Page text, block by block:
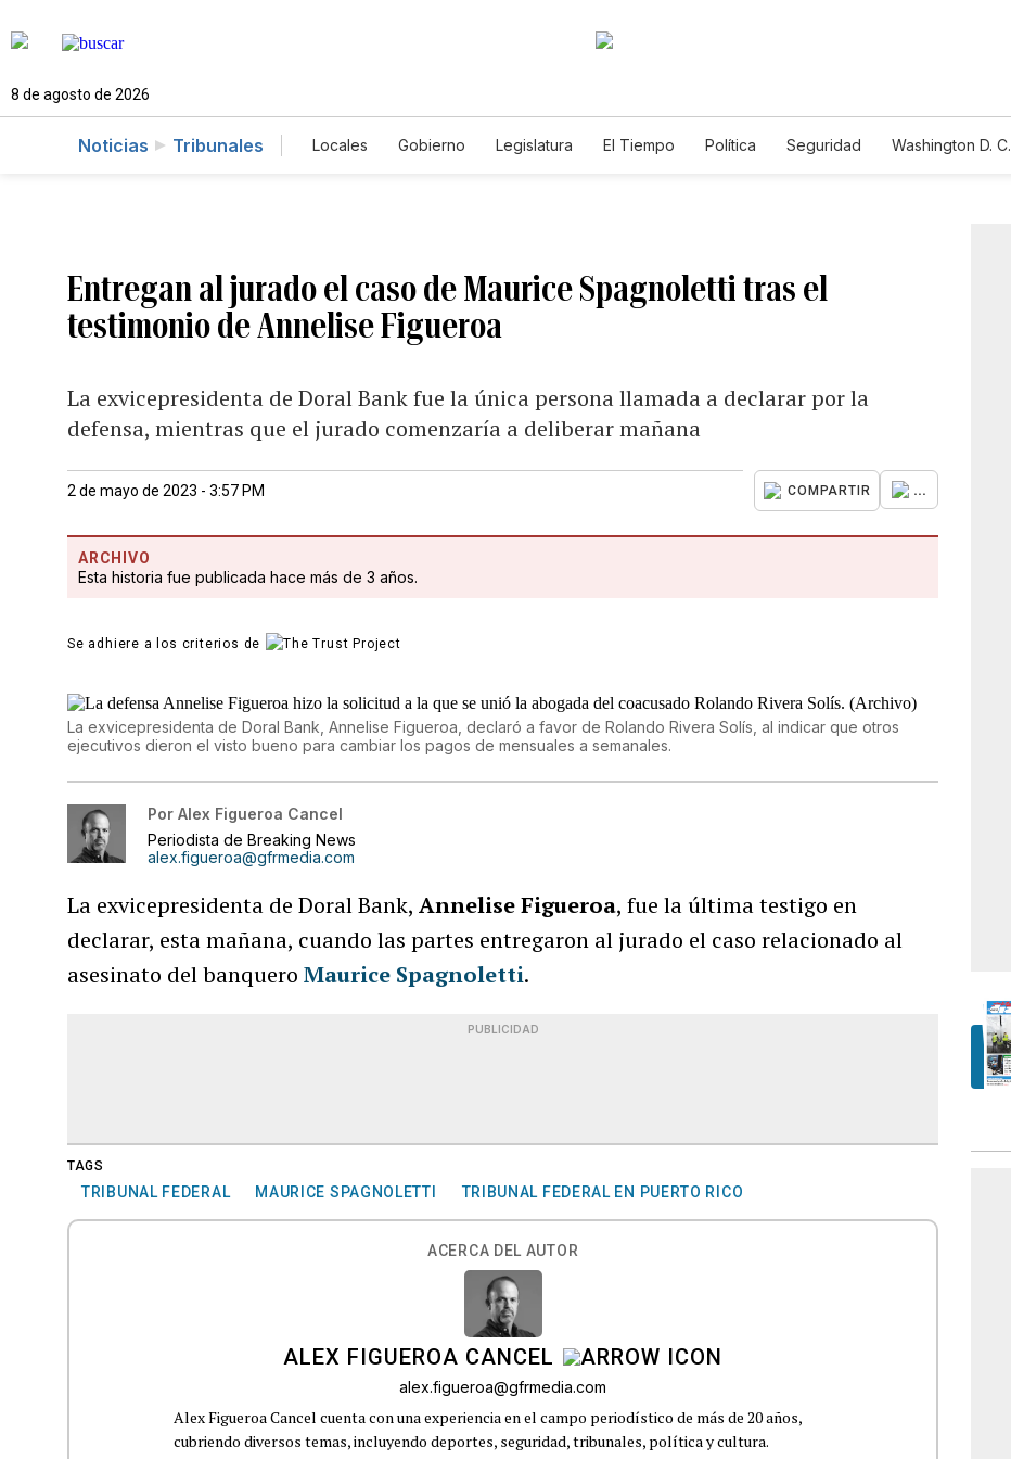
8 de agosto de 2026
Noticias Tribunales Locales Gobierno Legislatura El Tiempo Política Seguridad Washington D. C.
Entregan al jurado el caso de Maurice Spagnoletti tras el
testimonio de Annelise Figueroa
La exvicepresidenta de Doral Bank fue la única persona llamada a declarar por la
defensa, mientras que el jurado comenzaría a deliberar mañana
2 de mayo de 2023 - 3:57 PM COMPARTIR ...
ARCHIVO
Esta historia fue publicada hace más de 3 años.
Se adhiere a los criterios de
La exvicepresidenta de Doral Bank, Annelise Figueroa, declaró a favor de Rolando Rivera Solís, al indicar que otros
ejecutivos dieron el visto bueno para cambiar los pagos de mensuales a semanales.
Por Alex Figueroa Cancel
Periodista de Breaking News
alex.figueroa@gfrmedia.com
La exvicepresidenta de Doral Bank,Annelise Figueroa, fue la última testigo en
declarar, esta mañana, cuando las partes entregaron al jurado el caso relacionado al
asesinato del banqueroMaurice Spagnoletti.
PUBLICIDAD
TAGS
TRIBUNAL FEDERAL MAURICE SPAGNOLETTI TRIBUNAL FEDERAL EN PUERTO RICO
ACERCA DEL AUTOR
ALEX FIGUEROA CANCEL
alex.figueroa@gfrmedia.com
Alex Figueroa Cancel cuenta con una experiencia en el campo periodístico de más de 20 años,
cubriendo diversos temas, incluyendo deportes, seguridad, tribunales, política y cultura.